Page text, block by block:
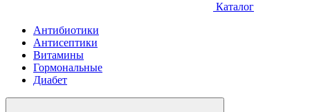
Каталог
Антибиотики
Антисептики
Витамины
Гормональные
Диабет